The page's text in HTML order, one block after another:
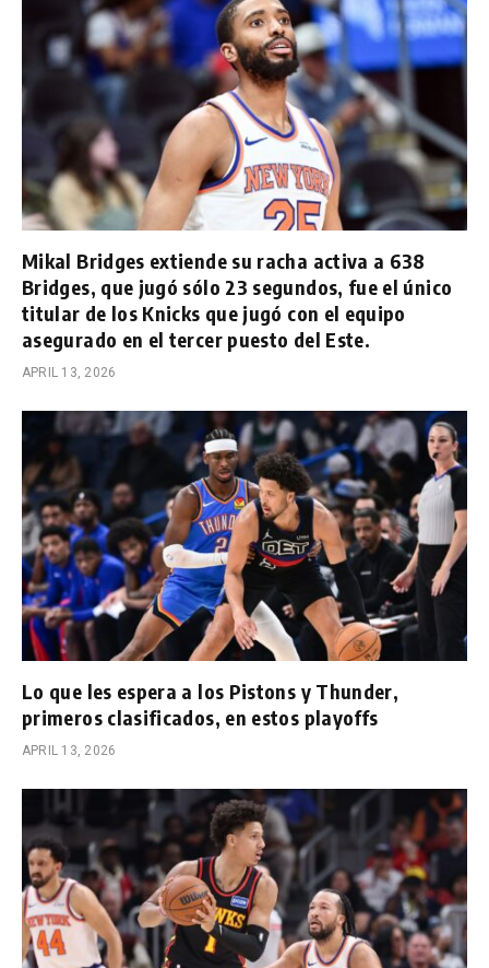
Mikal Bridges extiende su racha activa a 638
Bridges, que jugó sólo 23 segundos, fue el único
titular de los Knicks que jugó con el equipo
asegurado en el tercer puesto del Este.
APRIL 13, 2026
Lo que les espera a los Pistons y Thunder,
primeros clasificados, en estos playoffs
APRIL 13, 2026